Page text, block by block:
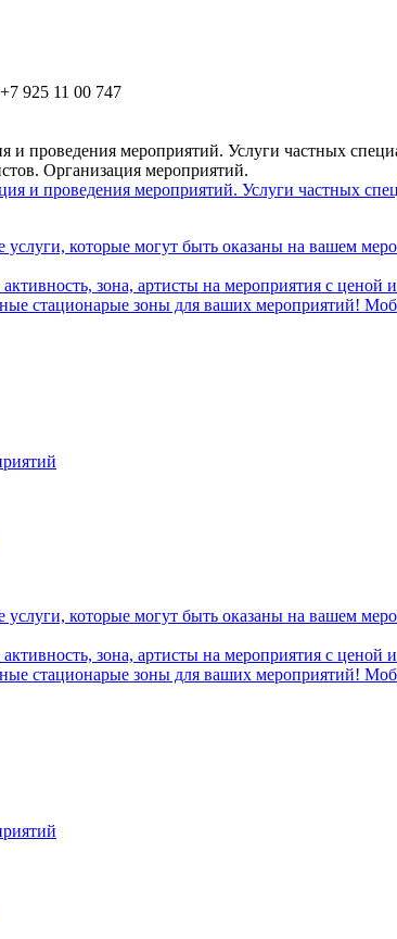
925 11 00 747
и проведения мероприятий. Услуги частных
Организация мероприятий.
услуги, которые могут быть оказаны на вашем
зона, артисты на мероприятия с
стационарые зоны для ваших мероприятий!
услуги, которые могут быть оказаны на вашем
зона, артисты на мероприятия с
стационарые зоны для ваших мероприятий!